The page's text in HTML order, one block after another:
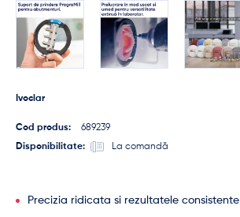
Ivoclar
Cod produs:
689239
Disponibilitate:
La comandă
Precizia ridicata si rezultatele consistente